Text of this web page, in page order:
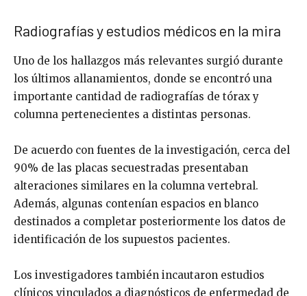
Radiografías y estudios médicos en la mira
Uno de los hallazgos más relevantes surgió durante
los últimos allanamientos, donde se encontró una
importante cantidad de radiografías de tórax y
columna pertenecientes a distintas personas.
De acuerdo con fuentes de la investigación, cerca del
90% de las placas secuestradas presentaban
alteraciones similares en la columna vertebral.
Además, algunas contenían espacios en blanco
destinados a completar posteriormente los datos de
identificación de los supuestos pacientes.
Los investigadores también incautaron estudios
clínicos vinculados a diagnósticos de enfermedad de